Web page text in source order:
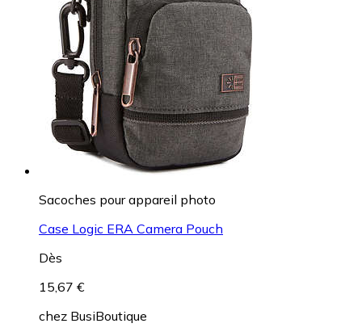
Sacoches pour appareil photo
Case Logic ERA Camera Pouch
Dès
15,67 €
chez BusiBoutique